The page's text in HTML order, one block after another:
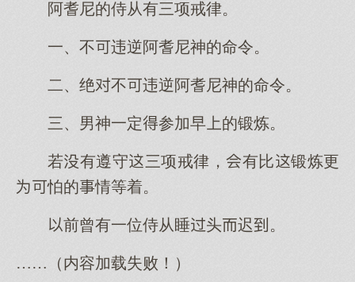
阿耆尼的侍从有三项戒律。
一、不违逆阿耆尼神的命令。
二、绝不违逆阿耆尼神的命令。
三、男神一定参加早的锻炼。
若有遵守三项戒律，有比锻炼更
怕的情等着。
前曾有一位侍从睡头迟。
……（内容加载失败！）